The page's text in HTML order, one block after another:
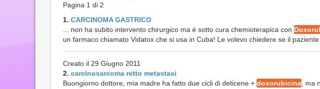
Pagina 1 di 2
1. CARCINOMA GASTRICO
... non ha subito intervento chirurgico ma è sotto cura chemioterapica con
un farmaco chiamato Vidatox che si usa in Cuba! Le volevo chiedere se il paziente
Creato il 29 Giugno 2011
2. carcinosarcoma retto metastasi
Buongiorno dottore, mia madre ha fatto due cicli di deticene + doxorubicina , ma